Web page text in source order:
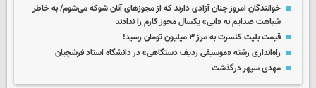
خوانندگان امروز چنان آزادی دارند که از مجوزهای آنان شوکه می‌شوم/ به خاطر
شباهت صدایم به «ابی» یکسال مجوز کارم را ندادند
قیمت بلیت کنسرت‌ به مرز ۳ میلیون تومان رسید!
راه‌اندازی رشته «موسیقی ردیف دستگاهی» در دانشگاه استاد فرشچیان
مهدی سپهر درگذشت